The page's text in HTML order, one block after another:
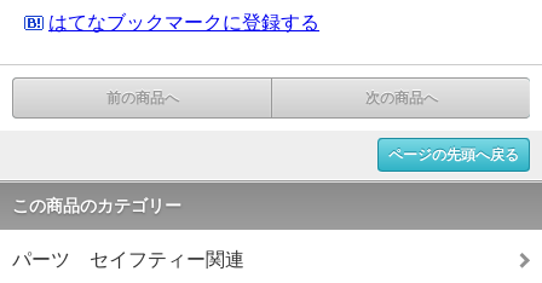
はてなブックマークに登録する
前の商品へ 次の商品へ
ページの先頭へ戻る
この商品のカテゴリー
パーツ セイフティー関連